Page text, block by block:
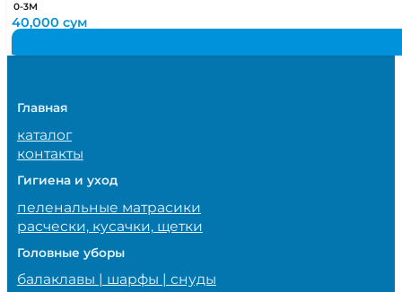
0-3М
40,000сум
Главная
каталог
контакты
Гигиена и уход
пеленальные матрасики
расчески, кусачки, щетки
Головные уборы
балаклавы | шарфы | снуды